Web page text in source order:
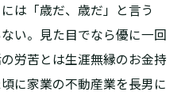
は「歳だ、歳だ」と言う
い。見た目でなら優に一回
労苦とは生涯無縁のお金持
に家業の不動産業を長男に